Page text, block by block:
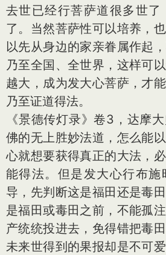
去世已经行菩萨道很多世了
了。当然菩萨性可以培养，
以先从身边的家亲眷属作起
乃至全国、全世界，这样可
越大，成为发大心菩萨，才
乃至证道得法。
《景德传灯录》卷3，达摩
佛的无上胜妙法道，怎么能
心就想要获得真正的大法，
能得法。但是发大心行布施
导，先判断这是福田还是毒
是福田或毒田之前，不能孤
产统统投进去，免得错把毒
未来世得到的果报却是不可